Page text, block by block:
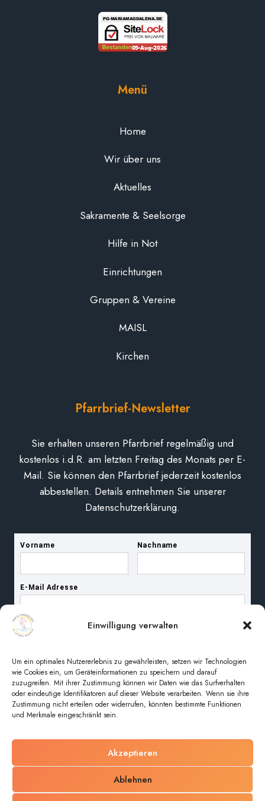
Einwilligung verwalten
Um ein optimales Nutzererlebnis zu gewährleisten, setzen wir Technologien
wie Cookies ein, um Geräteinformationen zu speichern und darauf
zuzugreifen. Mit ihrer Zustimmung können wir Daten wie das Surfverhalten
oder eindeutige Identifikatoren auf dieser Website verarbeiten. Wenn sie ihre
Zustimmung nicht erteilen oder widerrufen, könnten bestimmte Funktionen
und Merkmale eingeschränkt sein.
Akzeptieren
Ablehnen
Menü
Home
Wir über uns
Aktuelles
Sakramente & Seelsorge
Hilfe in Not
Einrichtungen
Gruppen & Vereine
MAISL
Kirchen
Pfarrbrief-Newsletter
Sie erhalten unseren Pfarrbrief regelmäßig und
kostenlos i.d.R. am letzten Freitag des Monats per E-
Mail. Sie können den Pfarrbrief jederzeit kostenlos
abbestellen. Details entnehmen Sie unserer
Datenschutzerklärung.
© 2026 Pfarreiengemeinschaft Maria Magdalena im
unteren Regental